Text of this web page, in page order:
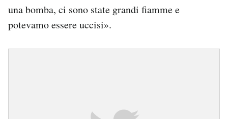
una bomba, ci sono state grandi fiamme e
potevamo essere uccisi».